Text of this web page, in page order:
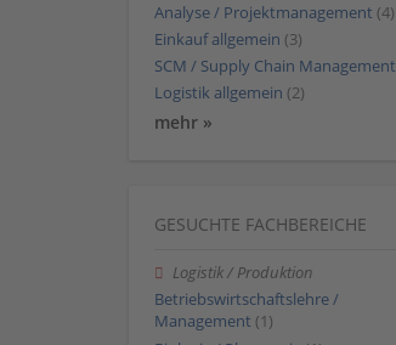
Analyse / Projektmanagement (4)
Einkauf allgemein (3)
SCM / Supply Chain Management
Logistik allgemein (2)
mehr »
GESUCHTE FACHBEREICHE
Logistik / Produktion
Betriebswirtschaftslehre /
Management (1)